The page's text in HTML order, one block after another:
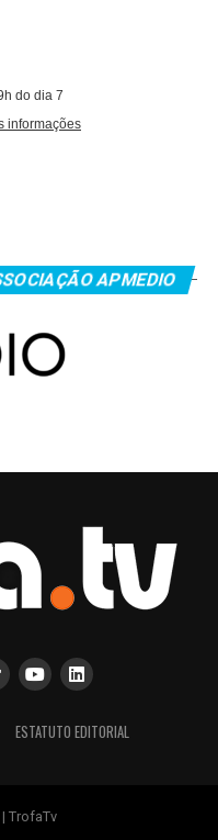
APMEDIO
ESTATUTO EDITORIAL
TrofaTv